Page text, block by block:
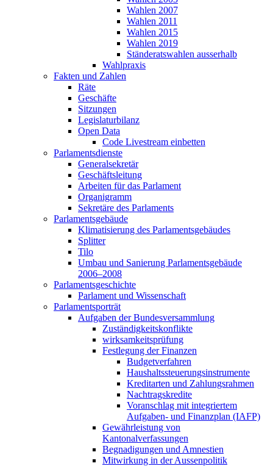
Wahlen 2007
Wahlen 2011
Wahlen 2015
Wahlen 2019
Ständeratswahlen ausserhalb
Wahlpraxis
Fakten und Zahlen
Räte
Geschäfte
Sitzungen
Legislaturbilanz
Open Data
Code Livestream einbetten
Parlamentsdienste
Generalsekretär
Geschäftsleitung
Arbeiten für das Parlament
Organigramm
Sekretäre des Parlaments
Parlamentsgebäude
Klimatisierung des Parlamentsgebäudes
Splitter
Tilo
Umbau und Sanierung Parlamentsgebäude
2006–2008
Parlamentsgeschichte
Parlament und Wissenschaft
Parlamentsporträt
Aufgaben der Bundesversammlung
Zuständigkeitskonflikte
wirksamkeitsprüfung
Festlegung der Finanzen
Budgetverfahren
Haushaltssteuerungsinstrumente
Kreditarten und Zahlungsrahmen
Nachtragskredite
Voranschlag mit integriertem
Aufgaben- und Finanzplan (IAFP)
Gewährleistung von
Kantonalverfassungen
Begnadigungen und Amnestien
Mitwirkung in der Aussenpolitik